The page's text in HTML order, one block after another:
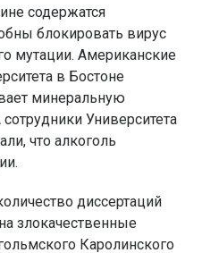
содержатся
блокировать вирус
мутации. Американские
в Бостоне
минеральную
Университета
что алкоголь
диссертаций
злокачественные
Каролинского